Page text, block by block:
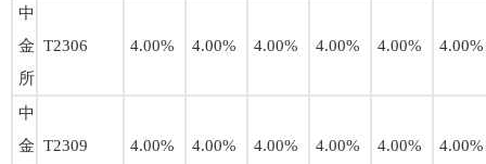
中
金
所
T2306 4.00% 4.00% 4.00% 4.00% 4.00% 4.00%
中
金 T2309 4.00% 4.00% 4.00% 4.00% 4.00% 4.00%